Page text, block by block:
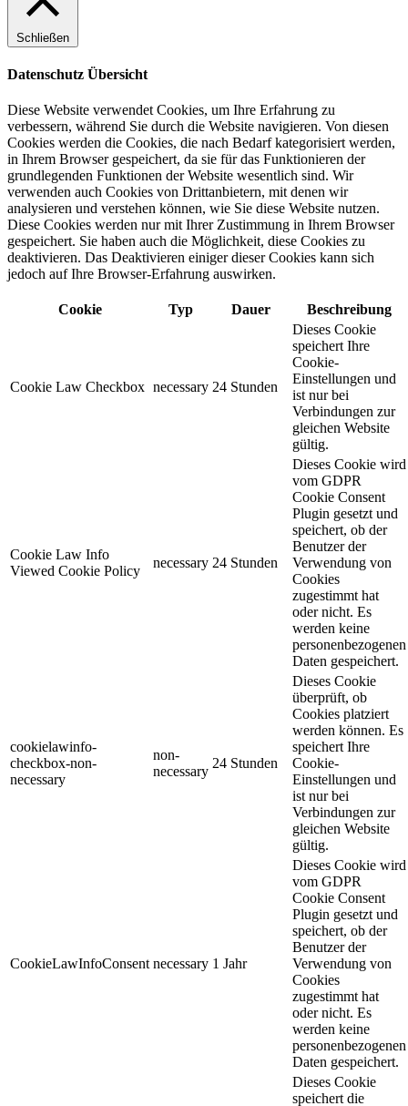
Schließen
Datenschutz Übersicht
Diese Website verwendet Cookies, um Ihre Erfahrung zu
verbessern, während Sie durch die Website navigieren. Von diesen
Cookies werden die Cookies, die nach Bedarf kategorisiert werden,
in Ihrem Browser gespeichert, da sie für das Funktionieren der
grundlegenden Funktionen der Website wesentlich sind. Wir
verwenden auch Cookies von Drittanbietern, mit denen wir
analysieren und verstehen können, wie Sie diese Website nutzen.
Diese Cookies werden nur mit Ihrer Zustimmung in Ihrem Browser
gespeichert. Sie haben auch die Möglichkeit, diese Cookies zu
deaktivieren. Das Deaktivieren einiger dieser Cookies kann sich
jedoch auf Ihre Browser-Erfahrung auswirken.
Cookie Typ Dauer Beschreibung
Cookie Law Checkbox necessary 24 Stunden
Dieses Cookie
speichert Ihre
Cookie-
Einstellungen und
ist nur bei
Verbindungen zur
gleichen Website
gültig.
Cookie Law Info
Viewed Cookie Policy
necessary 24 Stunden
Dieses Cookie wird
vom GDPR
Cookie Consent
Plugin gesetzt und
speichert, ob der
Benutzer der
Verwendung von
Cookies
zugestimmt hat
oder nicht. Es
werden keine
personenbezogenen
Daten gespeichert.
cookielawinfo-
checkbox-non-
necessary
non-
necessary
24 Stunden
Dieses Cookie
überprüft, ob
Cookies platziert
werden können. Es
speichert Ihre
Cookie-
Einstellungen und
ist nur bei
Verbindungen zur
gleichen Website
gültig.
CookieLawInfoConsent necessary 1 Jahr
Dieses Cookie wird
vom GDPR
Cookie Consent
Plugin gesetzt und
speichert, ob der
Benutzer der
Verwendung von
Cookies
zugestimmt hat
oder nicht. Es
werden keine
personenbezogenen
Daten gespeichert.
Dieses Cookie
speichert die